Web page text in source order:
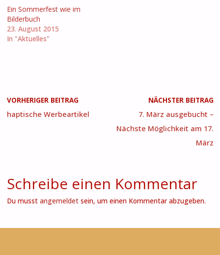
Ein Sommerfest wie im
Bilderbuch
23. August 2015
In "Aktuelles"
VORHERIGER BEITRAG
haptische Werbeartikel
NÄCHSTER BEITRAG
7. März ausgebucht –
Nächste Möglichkeit am 17.
März
Schreibe einen Kommentar
Du musst angemeldetsein, um einen Kommentar abzugeben.